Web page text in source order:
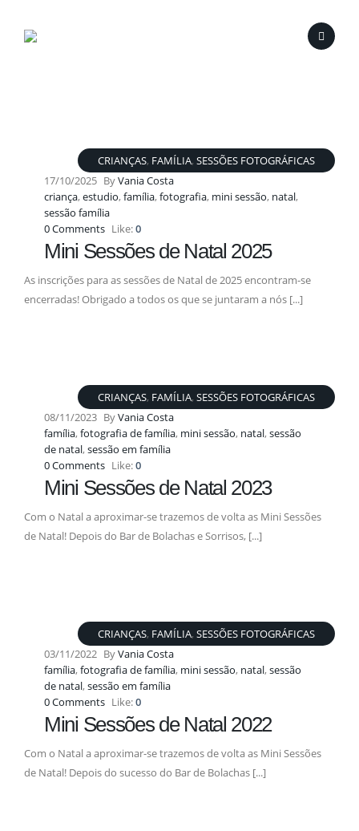
17/10/2025 ByVania Costa
CRIANÇAS, FAMÍLIA, SESSÕES FOTOGRÁFICAS
criança,estudio,família,fotografia, mini sessão, natal,
sessão família
0 Comments Like:0
Mini Sessões de Natal 2025
As inscrições para as sessões de Natal de 2025 encontram-se
encerradas! Obrigado a todos os que se juntaram a nós [...]
08/11/2023 ByVania Costa
CRIANÇAS, FAMÍLIA, SESSÕES FOTOGRÁFICAS
família,fotografia de família, mini sessão, natal,sessão
de natal,sessão em família
0 Comments Like:0
Mini Sessões de Natal 2023
Com o Natal a aproximar-se trazemos de volta as Mini Sessões
de Natal! Depois do Bar de Bolachas e Sorrisos, [...]
03/11/2022 ByVania Costa
CRIANÇAS, FAMÍLIA, SESSÕES FOTOGRÁFICAS
família,fotografia de família, mini sessão, natal,sessão
de natal,sessão em família
0 Comments Like:0
Mini Sessões de Natal 2022
Com o Natal a aproximar-se trazemos de volta as Mini Sessões
de Natal! Depois do sucesso do Bar de Bolachas [...]